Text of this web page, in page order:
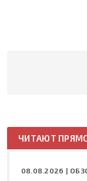
ЧИТАЮТ
08.08.2026 |